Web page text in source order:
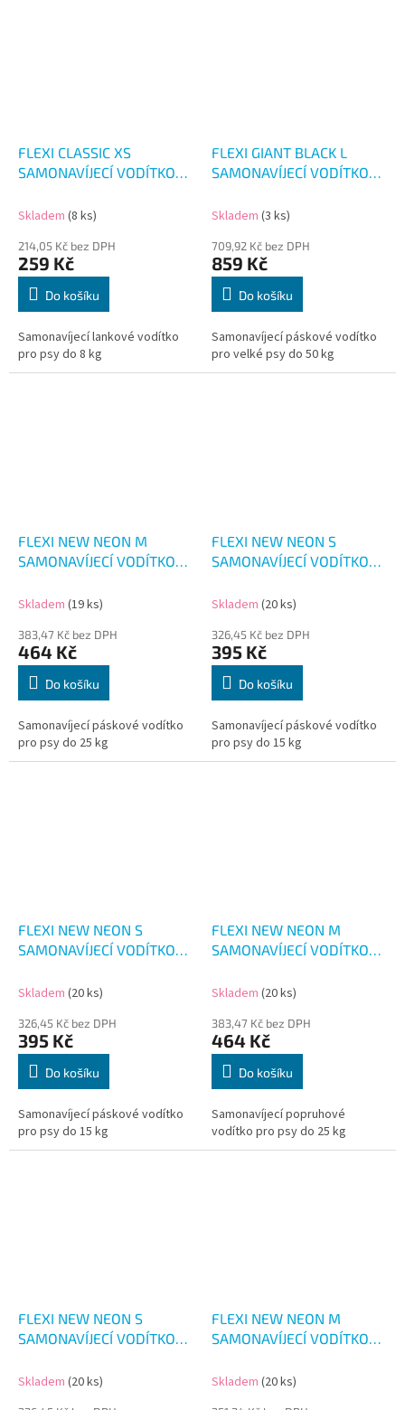
FLEXI CLASSIC XS
SAMONAVÍJECÍ VODÍTKO
Skladem (8 ks)
214,05 Kč bez DPH
259 Kč
Do košíku
Samonavíjecí lankové vodítko
pro psy do 8 kg
FLEXI GIANT BLACK L
SAMONAVÍJECÍ VODÍTKO
Skladem (3 ks)
709,92 Kč bez DPH
859 Kč
Do košíku
Samonavíjecí páskové vodítko
pro velké psy do 50 kg
FLEXI NEW NEON M
SAMONAVÍJECÍ VODÍTKO
Skladem (19 ks)
383,47 Kč bez DPH
464 Kč
Do košíku
Samonavíjecí páskové vodítko
pro psy do 25 kg
FLEXI NEW NEON S
SAMONAVÍJECÍ VODÍTKO
Skladem (20 ks)
326,45 Kč bez DPH
395 Kč
Do košíku
Samonavíjecí páskové vodítko
pro psy do 15 kg
FLEXI NEW NEON S
SAMONAVÍJECÍ VODÍTKO
Skladem (20 ks)
326,45 Kč bez DPH
395 Kč
Do košíku
Samonavíjecí páskové vodítko
pro psy do 15 kg
FLEXI NEW NEON M
SAMONAVÍJECÍ VODÍTKO
Skladem (20 ks)
383,47 Kč bez DPH
464 Kč
Do košíku
Samonavíjecí popruhové
vodítko pro psy do 25 kg
FLEXI NEW NEON S
SAMONAVÍJECÍ VODÍTKO
Skladem (20 ks)
FLEXI NEW NEON M
SAMONAVÍJECÍ VODÍTKO
Skladem (20 ks)